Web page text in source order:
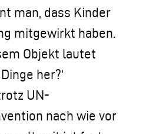
man, dass Kinder
mitgewirkt haben.
Objekt lautet
her?‘
UN-
nach wie vor